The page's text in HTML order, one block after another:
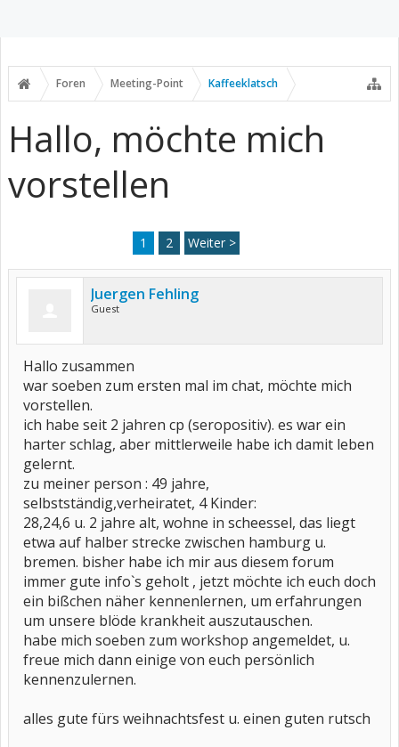
Foren Meeting-Point Kaffeeklatsch
Hallo, möchte mich
vorstellen
1 2 Weiter >
Juergen Fehling
Guest
Hallo zusammen
war soeben zum ersten mal im chat, möchte mich
vorstellen.
ich habe seit 2 jahren cp (seropositiv). es war ein
harter schlag, aber mittlerweile habe ich damit leben
gelernt.
zu meiner person : 49 jahre,
selbstständig,verheiratet, 4 Kinder:
28,24,6 u. 2 jahre alt, wohne in scheessel, das liegt
etwa auf halber strecke zwischen hamburg u.
bremen. bisher habe ich mir aus diesem forum
immer gute info`s geholt , jetzt möchte ich euch doch
ein bißchen näher kennenlernen, um erfahrungen
um unsere blöde krankheit auszutauschen.
habe mich soeben zum workshop angemeldet, u.
freue mich dann einige von euch persönlich
kennenzulernen.
alles gute fürs weihnachtsfest u. einen guten rutsch